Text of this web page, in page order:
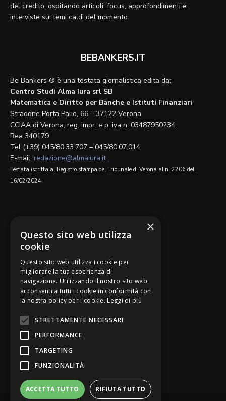
del credito, ospitando articoli, focus, approfondimenti e
interviste sui temi caldi del momento.
BEBANKERS.IT
Be Bankers ® è una testata giornalistica edita da:
Centro Studi Alma Iura srl SB
Matematica e Diritto per Banche e Istituti Finanziari
Stradone Porta Palio, 66 – 37122 Verona
CCIAA di Verona, reg. impr. e p. iva n. 03487950234
Rea 340179
Tel (+39) 045/80.33.707 – 045/80.07.014
E-mail: redazione@almaiura.it
Testata iscritta al Registro stampa del Tribunale di Verona al n. 2206 del
16/02/2024
Be Bankers è ideato da
×
Questo sito web utilizza
cookie
Questo sito web utilizza i cookie per
migliorare la tua esperienza di
navigazione. Utilizzando il nostro sito web
acconsenti a tutti i cookie in conformità con
la nostra policy per i cookie. Leggi di più
STRETTAMENTE NECESSARI
PERFORMANCE
TARGETING
FUNZIONALITÀ
ACCETTA TUTTO RIFIUTA TUTTO